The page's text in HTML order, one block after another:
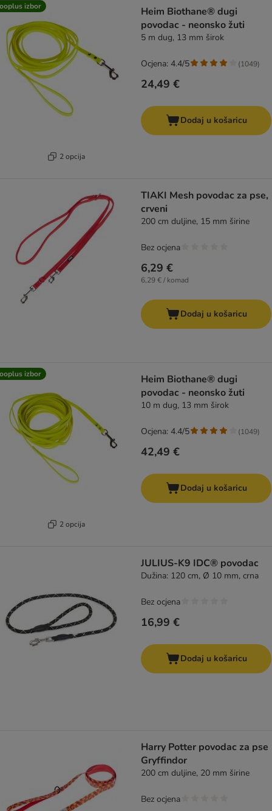
izbor
2 opcija
Heim Biothane® dugi
povodac - neonsko žuti
5 m dug, 13 mm širok
24,49 €
Ocjena: 4.4/5 (1049)
Dodaj u košaricu
TIAKI Mesh povodac za pse,
crveni
200 cm duljine, 15 mm širine
6,29 €
6,29 € / komad
Bez ocjena
Dodaj u košaricu
izbor
2 opcija
Heim Biothane® dugi
povodac - neonsko žuti
10 m dug, 13 mm širok
42,49 €
Ocjena: 4.4/5 (1049)
Dodaj u košaricu
JULIUS-K9 IDC® povodac
Dužina: 120 cm, Ø 10 mm, crna
16,99 €
Bez ocjena
Dodaj u košaricu
Harry Potter povodac za pse
Gryffindor
200 cm duljine, 20 mm širine
Bez ocjena